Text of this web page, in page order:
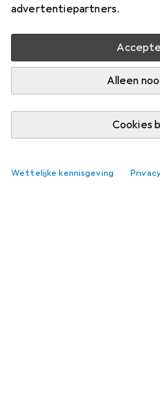
advertentiepartners.
Alleen
Cookies
Wettelijke kennisgeving